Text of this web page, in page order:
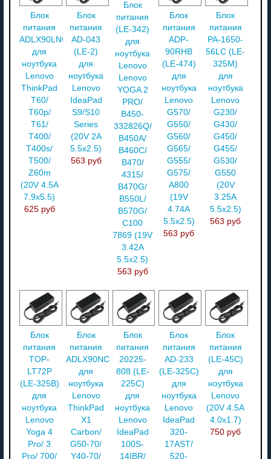
Блок
питания
ADLX90LNC3A
для
ноутбука
Lenovo
ThinkPad
T60/
T60p/
T61/
T400/
T400s/
T500/
Z60m
(20V 4.5A
7.9x5.5)
625 руб
Блок
питания
AD-043
(LE-2)
для
ноутбука
Lenovo
IdeaPad
S9/S10
Series
(20V 2A
5.5x2.5)
563 руб
Блок
питания
(LE-342)
для
ноутбука
Lenovo
Lenovo
YOGA 2
PRO/
B450-
332826Q/
B450A/
B460C/
B470/
4315/
B470G/
B550L/
B570G/
C100
7869 (19V
3.42A
5.5x2.5)
563 руб
Блок
питания
ADP-
90RHB
(LE-474)
для
ноутбука
Lenovo
G570/
G550/
G560/
G565/
G555/
G575/
A800
(19V
4.74A
5.5x2.5)
563 руб
Блок
питания
PA-1650-
56LC (LE-
325M)
для
ноутбука
Lenovo
G230/
G430/
G450/
G455/
G530/
G550
(20V
3.25A
5.5x2.5)
563 руб
Блок
питания
TOP-
LT72P
(LE-325B)
для
ноутбука
Lenovo
Yoga 4
Pro/ 3
Pro/ 700/
Блок
питания
ADLX90NCT3A
для
ноутбука
Lenovo
ThinkPad
X1
Carbon/
G50-70/
Y40-70/
Блок
питания
20225-
808 (LE-
225C)
для
ноутбука
Lenovo
IdeaPad
100S-
14IBR/
Блок
питания
AD-233
(LE-325C)
для
ноутбука
Lenovo
IdeaPad
320-
17AST/
520-
Блок
питания
(LE-45C)
для
ноутбука
Lenovo
(20V 4.5A
4.0x1.7)
750 руб